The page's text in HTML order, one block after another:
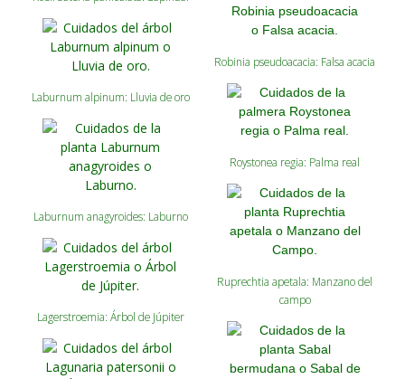
Laburnum alpinum: Lluvia de oro
Laburnum anagyroides: Laburno
Lagerstroemia: Árbol de Júpiter
Robinia pseudoacacia: Falsa acacia
Roystonea regia: Palma real
Ruprechtia apetala: Manzano del
campo